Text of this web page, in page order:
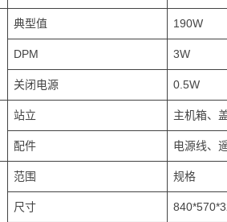
典型值 190W
DPM 3W
关闭电源 0.5W
站立 主机箱、
配件 电源线、
范围 规格
尺寸